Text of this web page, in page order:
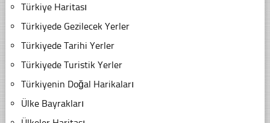
Türkiye Haritası
Türkiyede Gezilecek Yerler
Türkiyede Tarihi Yerler
Türkiyede Turistik Yerler
Türkiyenin Doğal Harikaları
Ülke Bayrakları